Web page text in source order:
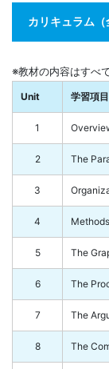
カリキュラム
※教材の内容はすべ
Unit 学習項目
1
2 The
3
4
5 The
6 The
7 The
8 The